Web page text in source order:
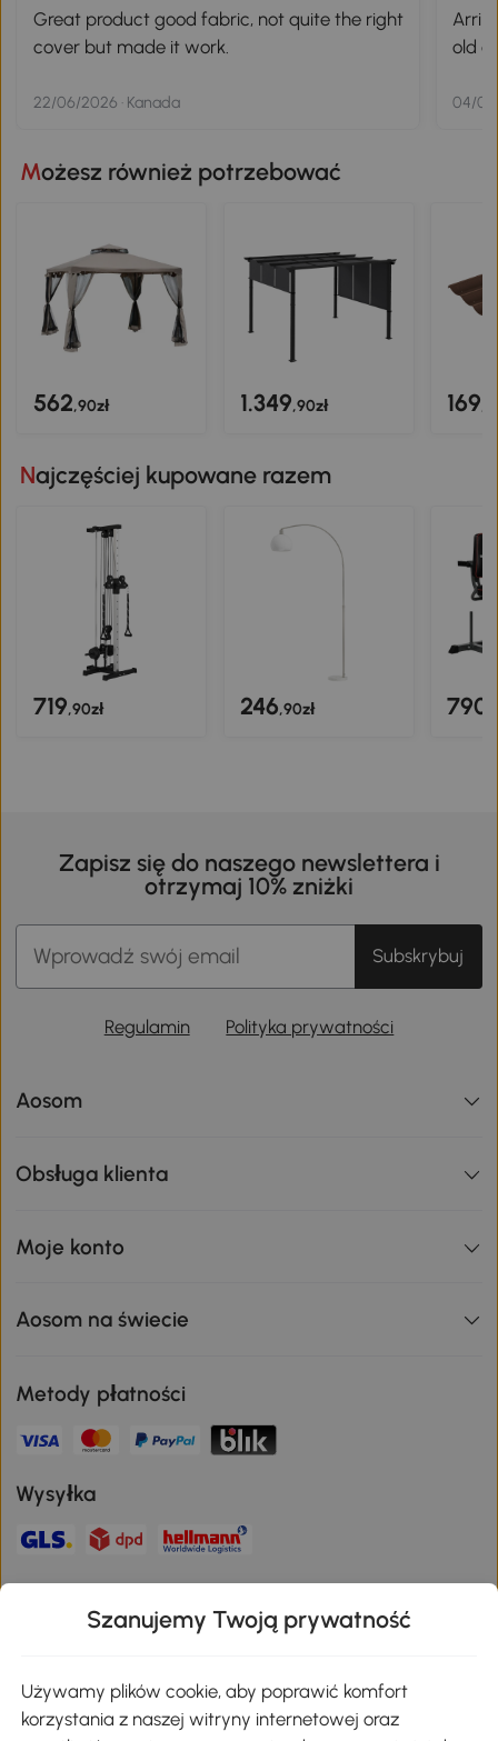
Great product good fabric, not quite the right
cover but made it work.
22/06/2026 · Kanada
Arri
old
04/
Możesz również potrzebować
562,90zł 1.349,90zł 169
Najczęściej kupowane razem
719,90zł 246,90zł 790
Zapisz się do naszego newslettera i
otrzymaj 10% zniżki
Subskrybuj
Regulamin Polityka prywatności
Aosom
Obsługa klienta
Moje konto
Aosom na świecie
Metody płatności
Wysyłka
Pobierz aplikację Aosom
Szanujemy Twoją prywatność
Używamy plików cookie, aby poprawić komfort
korzystania z naszej witryny internetowej oraz